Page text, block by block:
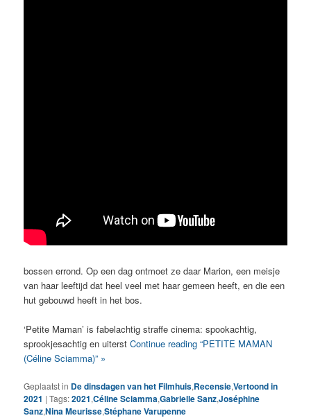
bossen errond. Op een dag ontmoet ze daar Marion, een meisje
van haar leeftijd dat heel veel met haar gemeen heeft, en die een
hut gebouwd heeft in het bos.
‘Petite Maman’ is fabelachtig straffe cinema: spookachtig,
sprookjesachtig en uiterstContinue reading “PETITE MAMAN
(Céline Sciamma)” »
Geplaatst in De dinsdagen van het Filmhuis,Recensie,Vertoond in
2021 |Tags:2021,Céline Sciamma,Gabrielle Sanz,Joséphine
Sanz,Nina Meurisse,Stéphane Varupenne